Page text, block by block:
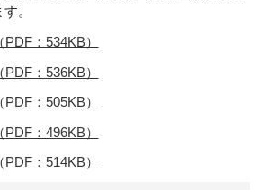
。
：534KB）
：536KB）
：505KB）
：496KB）
：514KB）